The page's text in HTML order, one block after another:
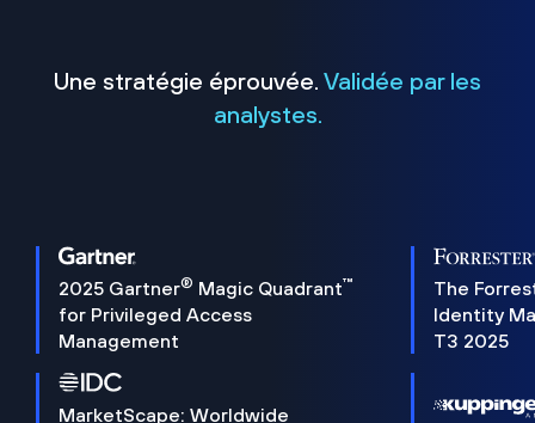
Une stratégie éprouvée. Validée par les
analystes.
2025 Gartner® Magic Quadrant™
for Privileged Access
Management
The
Identity
T3 2025
MarketScape: Worldwide